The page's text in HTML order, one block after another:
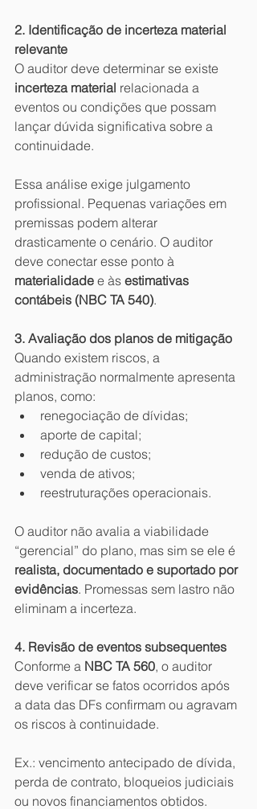
2. Identificação de incerteza material
relevante
O auditor deve determinar se existe
incerteza material relacionada a
eventos ou condições que possam
lançar dúvida significativa sobre a
continuidade.
Essa análise exige julgamento
profissional. Pequenas variações em
premissas podem alterar
drasticamente o cenário. O auditor
deve conectar esse ponto à
materialidade e às estimativas
contábeis (NBC TA 540).
3. Avaliação dos planos de mitigação
Quando existem riscos, a
administração normalmente apresenta
planos, como:
renegociação de dívidas;
aporte de capital;
redução de custos;
venda de ativos;
reestruturações operacionais.
O auditor não avalia a viabilidade
“gerencial” do plano, mas sim se ele é
realista, documentado e suportado por
evidências. Promessas sem lastro não
eliminam a incerteza.
4. Revisão de eventos subsequentes
Conforme a NBC TA 560, o auditor
deve verificar se fatos ocorridos após
a data das DFs confirmam ou agravam
os riscos à continuidade.
Ex.: vencimento antecipado de dívida,
perda de contrato, bloqueios judiciais
ou novos financiamentos obtidos.